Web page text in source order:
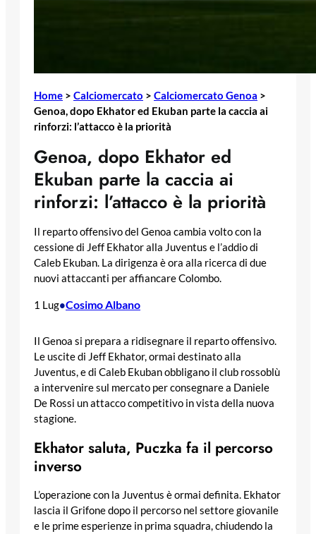
Home > Calciomercato > Calciomercato Genoa >
Genoa, dopo Ekhator ed Ekuban parte la caccia ai
rinforzi: l’attacco è la priorità
Genoa, dopo Ekhator ed
Ekuban parte la caccia ai
rinforzi: l’attacco è la priorità
Il reparto offensivo del Genoa cambia volto con la
cessione di Jeff Ekhator alla Juventus e l’addio di
Caleb Ekuban. La dirigenza è ora alla ricerca di due
nuovi attaccanti per affiancare Colombo.
1 Lug•Cosimo Albano
Il Genoa si prepara a ridisegnare il reparto offensivo.
Le uscite di Jeff Ekhator, ormai destinato alla
Juventus, e di Caleb Ekuban obbligano il club rossoblù
a intervenire sul mercato per consegnare a Daniele
De Rossi un attacco competitivo in vista della nuova
stagione.
Ekhator saluta, Puczka fa il percorso
inverso
L’operazione con la Juventus è ormai definita. Ekhator
lascia il Grifone dopo il percorso nel settore giovanile
e le prime esperienze in prima squadra, chiudendo la